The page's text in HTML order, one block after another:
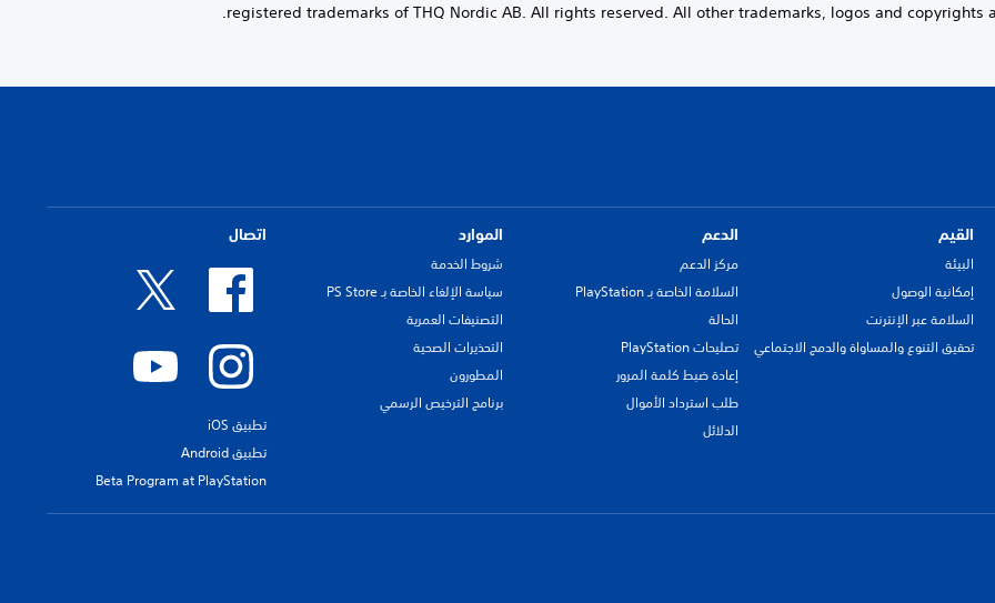
registered trademarks of THQ Nordic AB. All rights reserved. All other trademarks, logos and copyrights
القيم
البيئة
إمكانية الوصول
السلامة عبر الإنترنت
تحقيق التنوع والمساواة والدمج الاجتماعي
الدعم
مركز الدعم
السلامة الخاصة بـ PlayStation
الحالة
تصليحات PlayStation
إعادة ضبط كلمة المرور
طلب استرداد الأموال
الدلائل
الموارد
شروط الخدمة
سياسة الإلغاء الخاصة بـ PS Store
التصنيفات العمرية
التحذيرات الصحية
المطورون
برنامج الترخيص الرسمي
اتصال
تطبيق iOS
تطبيق Android
Beta Program at PlayStation